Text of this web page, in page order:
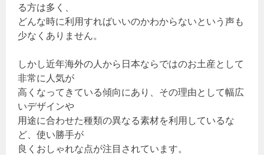
る方は多く、
どんな時に利用すればいいのかわからないという声も
少なくありません。
しかし近年海外の人から日本ならではのお土産として
非常に人気が
高くなってきている傾向にあり、その理由として幅広
いデザインや
用途に合わせた種類の異なる素材を利用しているな
ど、使い勝手が
良くおしゃれな点が注目されています。